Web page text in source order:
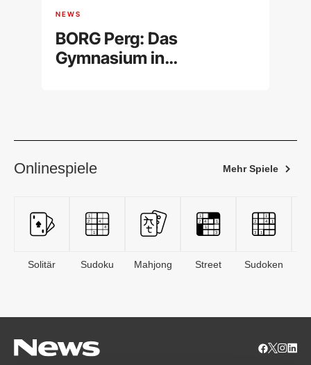
NEWS
BORG Perg: Das
Gymnasium in
Onlinespiele Mehr Spiele
Solitär Sudoku Mahjong Street Sudoken